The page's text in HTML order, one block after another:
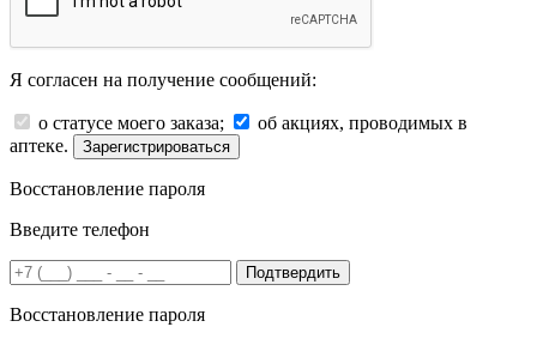
Я согласен на получение сообщений:
о статусе моего заказа;
об акциях, проводимых в
аптеке.
Зарегистрироваться
Восстановление пароля
Введите телефон
Подтвердить
Восстановление пароля